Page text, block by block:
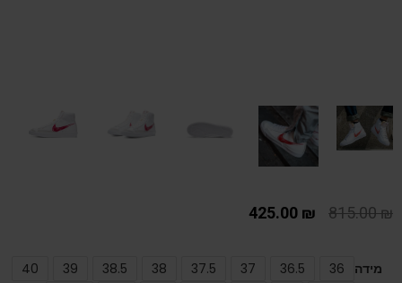
815.00₪
425.00 ₪
מידה 36
36.5
37
37.5
38
38.5
39
40